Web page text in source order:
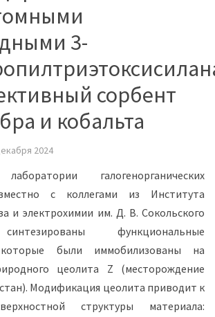
3-
сорбент
и кобальта
2024
галогенорганических
с коллегами из Института
и электрохимии им. Д. В. Сокольского
функциональные
которые были иммобилизованы на
цеолита Z (месторождение
Модификация цеолита приводит к
структуры материала: